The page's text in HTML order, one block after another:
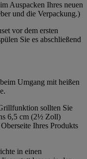
Auspacken Ihres neuen
und die Verpackung.)
vor dem ersten
Sie es abschließend
Umgang mit heißen
sollten Sie
6,5 cm (2½ Zoll)
Ihres Produkts
in einen